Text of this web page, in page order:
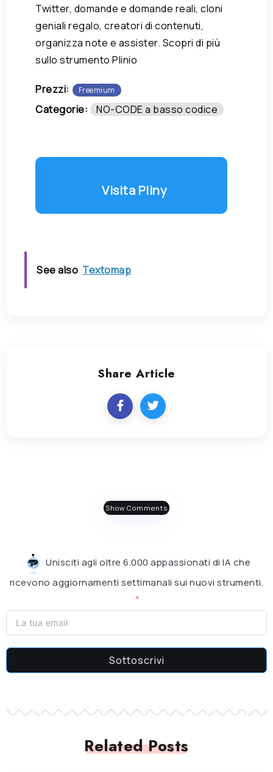
Twitter, domande e domande reali, cloni
geniali regalo, creatori di contenuti,
organizza note e assister. Scopri di più
sullo strumento Plinio
Prezzi: Freemium
Categorie: NO-CODE a basso codice
Visita Pliny
See also Textomap
Share Article
Show Comments
Unisciti agli oltre 6.000 appassionati di IA che
ricevono aggiornamenti settimanali sui nuovi strumenti.
Sottoscrivi
Related Posts